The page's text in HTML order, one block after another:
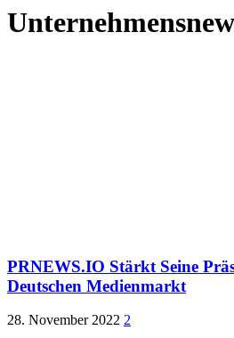
PRNEWS.IO Stärkt Seine
Deutschen Medienmarkt
28. November 2022 2